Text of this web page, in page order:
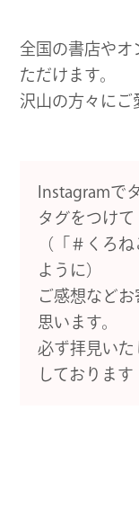
全国の書店やオ
ただけます。
沢山の方々にご
Instagramで
タグをつけて
（「＃くろ
ように）
ご感想など
思います。
必ず拝見いた
しております